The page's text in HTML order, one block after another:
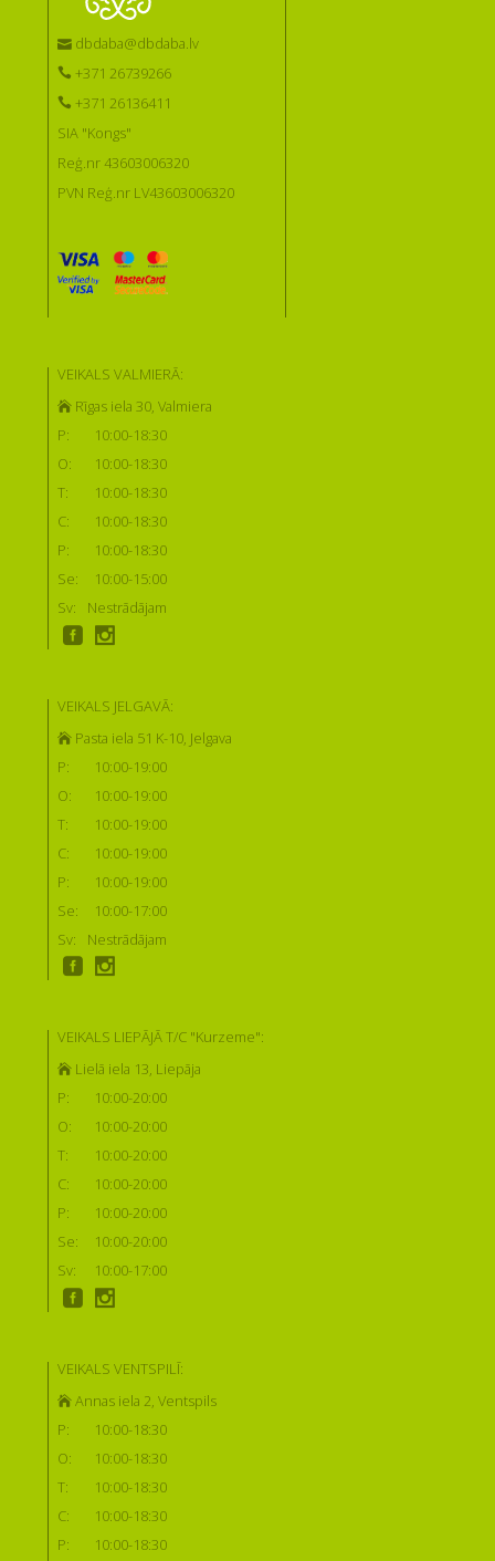
dbdaba@dbdaba.lv
+371 26739266
+371 26136411
SIA "Kongs"
Reģ.nr 43603006320
PVN Reģ.nr LV43603006320
VEIKALS VALMIERĀ:
Rīgas iela 30, Valmiera
P:
10:00-18:30
O:
10:00-18:30
T:
10:00-18:30
C:
10:00-18:30
P:
10:00-18:30
Se:
10:00-15:00
Sv:
Nestrādājam
VEIKALS JELGAVĀ:
Pasta iela 51 K-10, Jelgava
P:
10:00-19:00
O:
10:00-19:00
T:
10:00-19:00
C:
10:00-19:00
P:
10:00-19:00
Se:
10:00-17:00
Sv:
Nestrādājam
VEIKALS LIEPĀJĀ T/C "Kurzeme":
Lielā iela 13, Liepāja
P:
10:00-20:00
O:
10:00-20:00
T:
10:00-20:00
C:
10:00-20:00
P:
10:00-20:00
Se:
10:00-20:00
Sv:
10:00-17:00
VEIKALS VENTSPILĪ:
Annas iela 2, Ventspils
P:
10:00-18:30
O:
10:00-18:30
T:
10:00-18:30
C:
10:00-18:30
P:
10:00-18:30